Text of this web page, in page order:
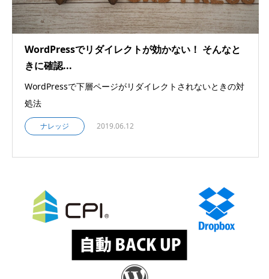
WordPressでリダイレクトが効かない！ そんなと
きに確認...
WordPressで下層ページがリダイレクトされないときの対
処法
ナレッジ 2019.06.12